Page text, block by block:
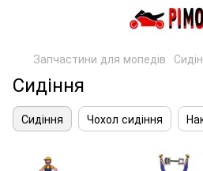
Запчастини для мопедів
Сидіння
Сидіння Чохол сидіння